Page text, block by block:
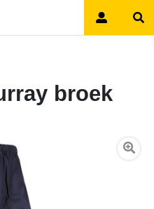
broek